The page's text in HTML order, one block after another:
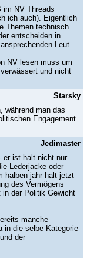
im NV Threads
ich auch). Eigentlich
Themen technisch
entscheiden in
Leut.
NV lesen muss um
und nicht
Starsky
während man das
Engagement
Jedimaster
er ist halt nicht nur
Lederjacke oder
halben jahr halt jetzt
des Vermögens
in der Politik Gewicht
manche
in die selbe Kategorie
der